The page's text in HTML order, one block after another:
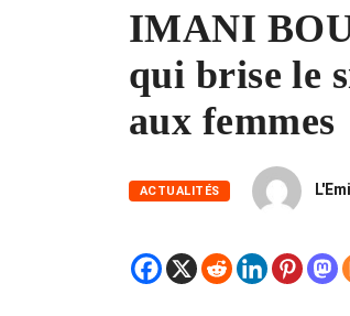
IMANI
qui brise le
aux femmes
ACTUALITÉS